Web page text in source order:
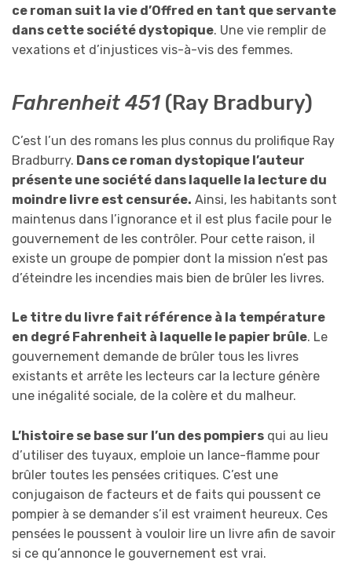
ce roman suit la vie d’Offred en tant que servante
dans cette société dystopique. Une vie remplir de
vexations et d’injustices vis-à-vis des femmes.
Fahrenheit 451 (Ray Bradbury)
C’est l’un des romans les plus connus du prolifique Ray
Bradburry. Dans ce roman dystopique l’auteur
présente une société dans laquelle la lecture du
moindre livre est censurée. Ainsi, les habitants sont
maintenus dans l’ignorance et il est plus facile pour le
gouvernement de les contrôler. Pour cette raison, il
existe un groupe de pompier dont la mission n’est pas
d’éteindre les incendies mais bien de brûler les livres.
Le titre du livre fait référence à la température
en degré Fahrenheit à laquelle le papier brûle. Le
gouvernement demande de brûler tous les livres
existants et arrête les lecteurs car la lecture génère
une inégalité sociale, de la colère et du malheur.
L’histoire se base sur l’un des pompiers qui au lieu
d’utiliser des tuyaux, emploie un lance-flamme pour
brûler toutes les pensées critiques. C’est une
conjugaison de facteurs et de faits qui poussent ce
pompier à se demander s’il est vraiment heureux. Ces
pensées le poussent à vouloir lire un livre afin de savoir
si ce qu’annonce le gouvernement est vrai.